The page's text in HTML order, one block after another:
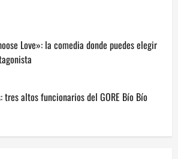
Love»: la comedia donde puedes elegir
tres altos funcionarios del GORE Bío Bío